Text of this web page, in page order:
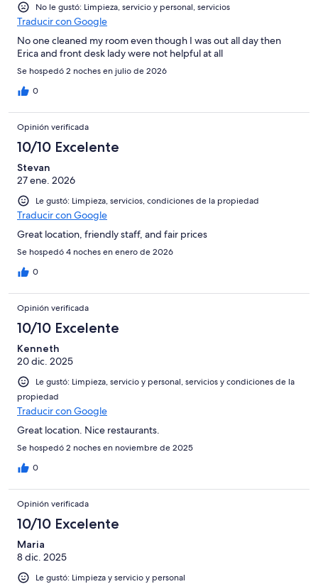
No le gustó: Limpieza, servicio y personal, servicios
Traducir con Google
No one cleaned my room even though I was out all day then
Erica and front desk lady were not helpful at all
Se hospedó 2 noches en julio de 2026
0
Opinión verificada
10/10 Excelente
Stevan
27 ene. 2026
Le gustó: Limpieza, servicios, condiciones de la propiedad
Traducir con Google
Great location, friendly staff, and fair prices
Se hospedó 4 noches en enero de 2026
0
Opinión verificada
10/10 Excelente
Kenneth
20 dic. 2025
Le gustó: Limpieza, servicio y personal, servicios y condiciones de la
propiedad
Traducir con Google
Great location. Nice restaurants.
Se hospedó 2 noches en noviembre de 2025
0
Opinión verificada
10/10 Excelente
Maria
8 dic. 2025
Le gustó: Limpieza y servicio y personal